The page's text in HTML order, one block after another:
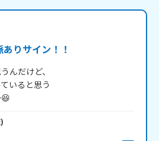
りサイン！！
んだけど、
いると思う
)